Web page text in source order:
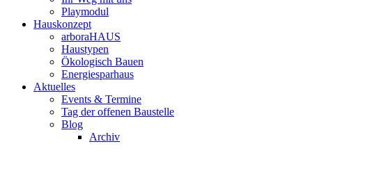
Playmodul
Hauskonzept
arboraHAUS
Haustypen
Ökologisch Bauen
Energiesparhaus
Aktuelles
Events & Termine
Tag der offenen Baustelle
Blog
Archiv